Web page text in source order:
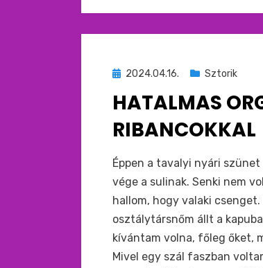
Beküldve
2024.04.16. Sztorik
HATALMAS
RIBANCOKKAL
bymonkey
Éppen a tavalyi nyári
vége a sulinak. Senki nem
hallom, hogy valaki
osztálytársnőm állt a
kívántam volna, főleg őket,
Mivel egy szál faszban